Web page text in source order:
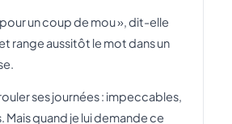
un coup de mou », dit-elle
range aussitôt le mot dans un
ses journées : impeccables,
Mais quand je lui demande ce